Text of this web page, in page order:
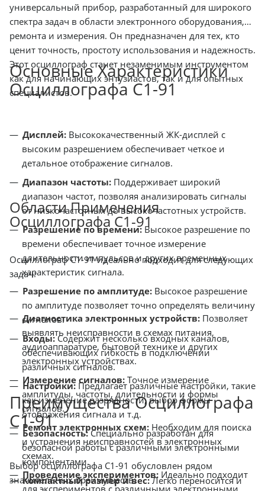
универсальный прибор, разработанный для широкого
спектра задач в области электронного оборудования,
ремонта и измерения. Он предназначен для тех, кто
ценит точность, простоту использования и надежность.
Этот осциллограф станет незаменимым инструментом
как для начинающих энтузиастов, так и для опытных
специалистов.
Основные Характеристики
Осциллографа С1-91
Дисплей: Высококачественный ЖК-дисплей с
высоким разрешением обеспечивает четкое и
детальное отображение сигналов.
Диапазон частоты: Поддерживает широкий
диапазон частот, позволяя анализировать сигналы
от низкочастотных до высокочастотных устройств.
Разрешение по времени:Высокое разрешение по
времени обеспечивает точное измерение
длительности импульсов и других временных
характеристик сигнала.
Разрешение по амплитуде: Высокое разрешение
по амплитуде позволяет точно определять величину
сигналов.
Входы:Содержит несколько входных каналов,
обеспечивающих гибкость в подключении
различных сигналов.
Настройки: Предлагает различные настройки, такие
как изменение разрядности, выбор формы
отображения сигнала и т.д.
Безопасность:Специально разработан для
безопасной работы с различными электронными
компонентами.
Компактный размер и вес:Легко переносится и
Области Применения
Осциллографа С1-91
Осциллограф С1-91 идеально подходит для следующих
задач:
Диагностика электронных устройств: Позволяет
выявлять неисправности в схемах питания,
аудиоаппаратуре, бытовой технике и других
электронных устройствах.
Измерение сигналов: Точное измерение
амплитуды, частоты, длительности и формы
сигналов.
Ремонт электронных схем: Необходим для поиска
и устранения неисправностей в электронных
схемах.
Проведение экспериментов: Идеально подходит
Преимущества Осциллографа
С1-91
Выбор осциллографа С1-91 обусловлен рядом
значительных преимуществ: